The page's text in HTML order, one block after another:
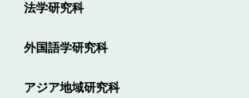
法学研究科
外国語学研究科
アジア地域研究科